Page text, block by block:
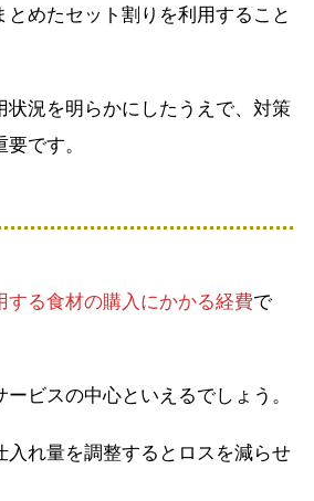
とめたセット割りを利用すること
状況を明らかにしたうえで、対策
です。
する食材の購入にかかる経費で
ビスの中心といえるでしょう。
入れ量を調整するとロスを減らせ